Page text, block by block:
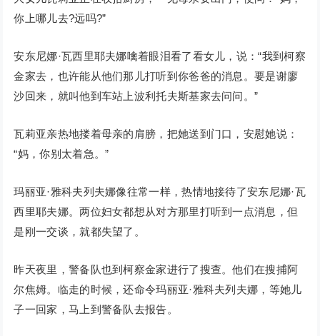
你上哪儿去?远吗?”
安东尼娜·瓦西里耶夫娜噙着眼泪看了看女儿，说：“我到柯察
金家去，也许能从他们那儿打听到你爸爸的消息。要是谢廖
沙回来，就叫他到车站上波利托夫斯基家去问问。”
瓦莉亚亲热地搂着母亲的肩膀，把她送到门口，安慰她说：
“妈，你别太着急。”
玛丽亚·雅科夫列夫娜像往常一样，热情地接待了安东尼娜·瓦
西里耶夫娜。两位妇女都想从对方那里打听到一点消息，但
是刚一交谈，就都失望了。
昨天夜里，警备队也到柯察金家进行了搜查。他们在搜捕阿
尔焦姆。临走的时候，还命令玛丽亚·雅科夫列夫娜，等她儿
子一回家，马上到警备队去报告。